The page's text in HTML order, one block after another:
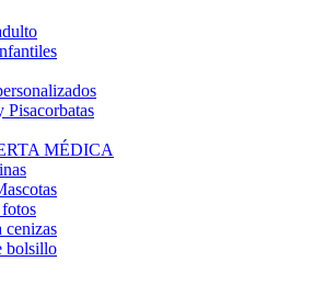
Pisacorbatas
MÉDICA
cenizas
bolsillo